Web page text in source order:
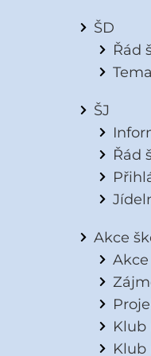
ŠD
Řád
ŠJ
Řád
Akce
Akce
Klub
Klub